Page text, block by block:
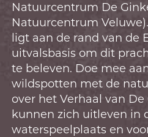
Natuurcentrum De
Natuurcentrum
ligt aan de rand van de
uitvalsbasis om dit
te beleven. Doe mee
wildspotten met de
over het Verhaal van
kunnen zich uitleven in
waterspeelplaats en